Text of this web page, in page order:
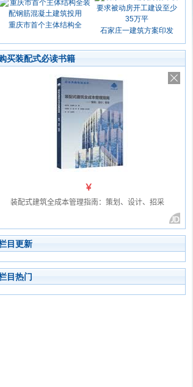
重庆市首个主体结构全
石家庄一建筑方案印发
买装配式必读书籍
目更新
目热门